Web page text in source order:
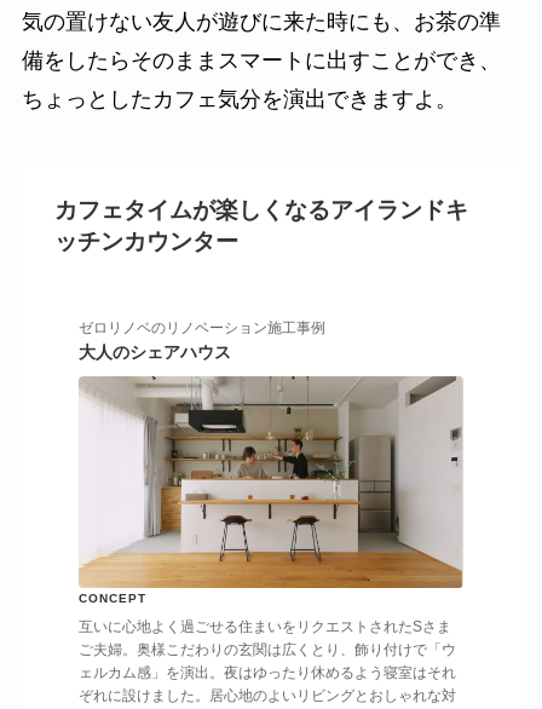
気の置けない友人が遊びに来た時にも、お茶の準
備をしたらそのままスマートに出すことができ、
ちょっとしたカフェ気分を演出できますよ。
カフェタイムが楽しくなるアイランドキ
ッチンカウンター
ゼロリノベのリノベーション施工事例
大人のシェアハウス
CONCEPT
互いに心地よく過ごせる住まいをリクエストされたSさま
ご夫婦。奥様こだわりの玄関は広くとり、飾り付けで「ウ
ェルカム感」を演出。夜はゆったり休めるよう寝室はそれ
ぞれに設けました。居心地のよいリビングとおしゃれな対